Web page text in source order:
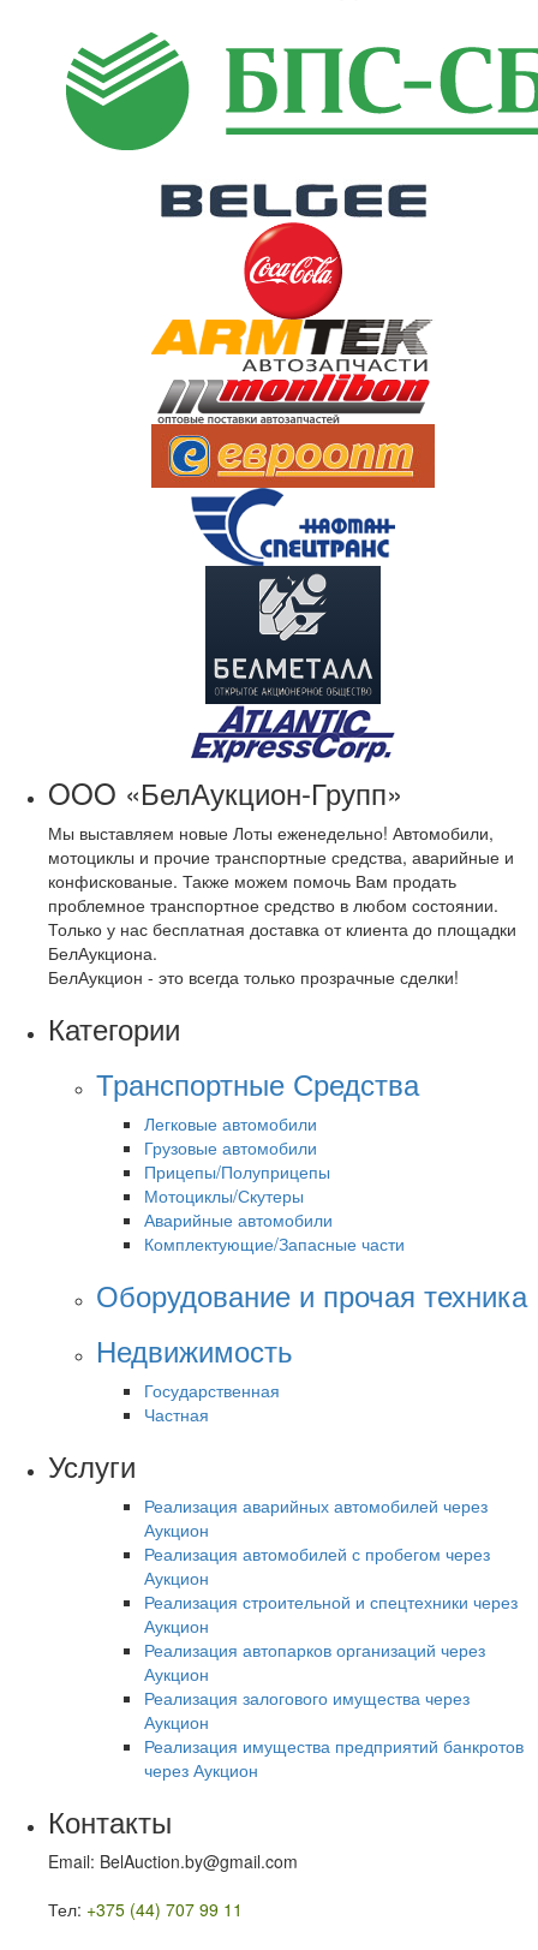
OOO «БелАукцион-Групп»
Мы выставляем новые Лоты еженедельно! Автомобили,
мотоциклы и прочие транспортные средства, аварийные и
конфискованые. Также можем помочь Вам продать
проблемное транспортное средство в любом состоянии.
Только у нас бесплатная доставка от клиента до площадки
БелАукциона.
БелАукцион - это всегда только прозрачные сделки!
Категории
Транспортные Средства
Легковые автомобили
Грузовые автомобили
Прицепы/Полуприцепы
Мотоциклы/Скутеры
Аварийные автомобили
Комплектующие/Запасные части
Оборудование и прочая техника
Недвижимость
Государственная
Частная
Услуги
Реализация аварийных автомобилей через
Аукцион
Реализация автомобилей с пробегом через
Аукцион
Реализация строительной и спецтехники через
Аукцион
Реализация автопарков организаций через
Аукцион
Реализация залогового имущества через
Аукцион
Реализация имущества предприятий банкротов
через Аукцион
Контакты
Email: BelAuction.by@gmail.com
Тел: +375 (44) 707 99 11